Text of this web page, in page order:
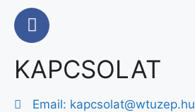
KAPCSOLAT
Email: kapcsolat@wtuzep.hu